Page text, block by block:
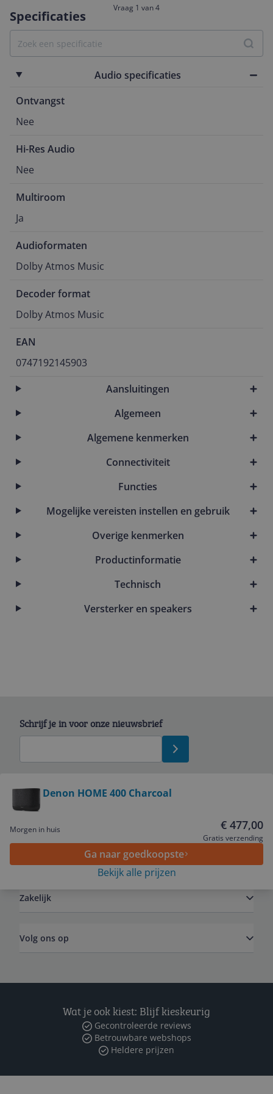
Specificaties
Audio specificaties
Ontvangst
Nee
Hi-Res Audio
Nee
Multiroom
Ja
Audioformaten
Dolby Atmos Music
Decoder format
Dolby Atmos Music
EAN
0747192145903
Aansluitingen
Algemeen
Algemene kenmerken
Connectiviteit
Functies
Mogelijke vereisten instellen en gebruik
Overige kenmerken
Productinformatie
Technisch
Versterker en speakers
Vraag 1 van 4
Denon HOME 400 Charcoal
Morgen in huis € 477,00
Gratis verzending
Ga naar goedkoopste
Bekijk alle prijzen
Schrijf je in voor onze nieuwsbrief
Zakelijk
Volg ons op
Wat je ook kiest: Blijf kieskeurig
Gecontroleerde reviews
Betrouwbare webshops
Heldere prijzen